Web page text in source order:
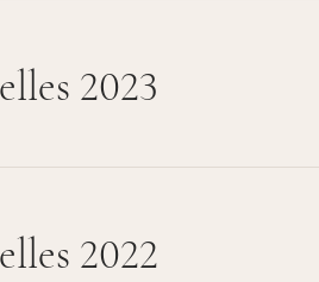
2023
2022